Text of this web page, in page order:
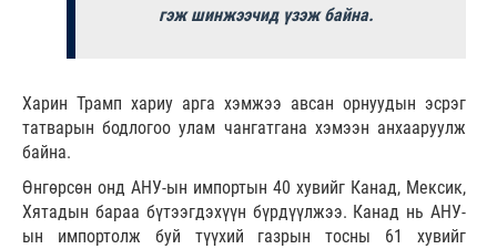
гэж шинжээчид үзэж байна.
Харин Трамп хариу арга хэмжээ авсан орнуудын эсрэг
татварын бодлогоо улам чангатгана хэмээн анхааруулж
байна.
Өнгөрсөн онд АНУ-ын импортын 40 хувийг Канад, Мексик,
Хятадын бараа бүтээгдэхүүн бүрдүүлжээ. Канад нь АНУ-
ын импортолж буй түүхий газрын тосны 61 хувийг